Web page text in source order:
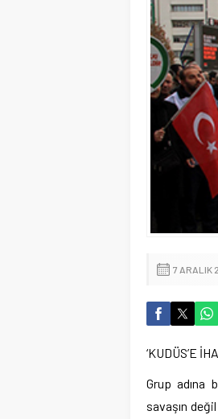
7 ARALIK
‘KUDÜS’E
Grup adına
savaşın